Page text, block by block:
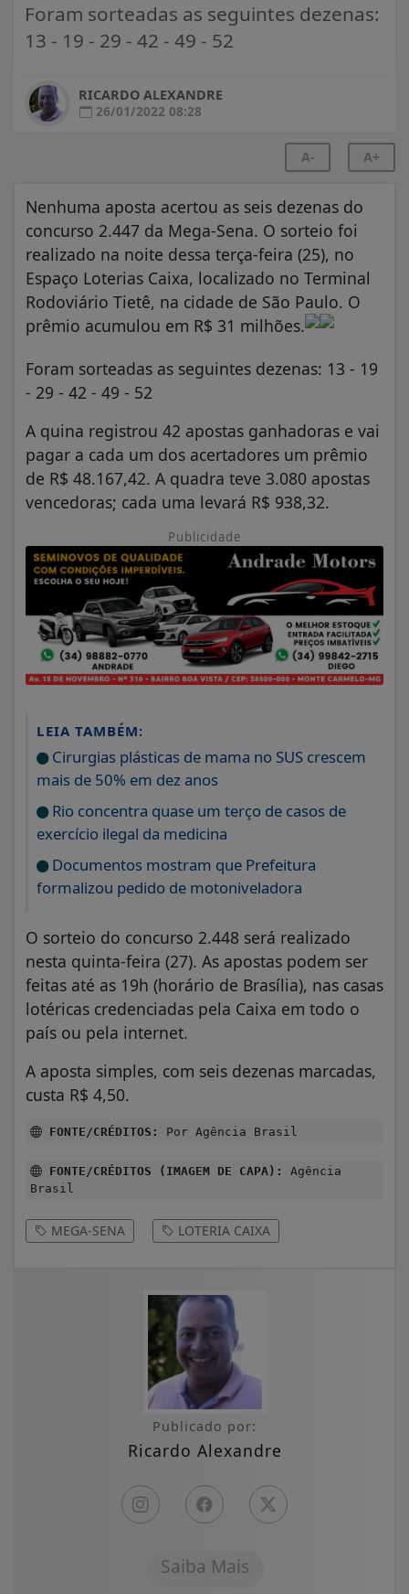
Foram sorteadas as seguintes dezenas:
13 - 19 - 29 - 42 - 49 - 52
RICARDO ALEXANDRE
26/01/2022 08:28
A- A+
Nenhuma aposta acertou as seis dezenas do
concurso 2.447 da Mega-Sena. O sorteio foi
realizado na noite dessa terça-feira (25), no
Espaço Loterias Caixa, localizado no Terminal
Rodoviário Tietê, na cidade de São Paulo. O
prêmio acumulou em R$ 31 milhões.
Foram sorteadas as seguintes dezenas: 13 - 19
- 29 - 42 - 49 - 52
A quina registrou 42 apostas ganhadoras e vai
pagar a cada um dos acertadores um prêmio
de R$ 48.167,42. A quadra teve 3.080 apostas
vencedoras; cada uma levará R$ 938,32.
Publicidade
LEIA TAMBÉM:
Cirurgias plásticas de mama no SUS crescem
mais de 50% em dez anos
Rio concentra quase um terço de casos de
exercício ilegal da medicina
Documentos mostram que Prefeitura
formalizou pedido de motoniveladora
O sorteio do concurso 2.448 será realizado
nesta quinta-feira (27). As apostas podem ser
feitas até as 19h (horário de Brasília), nas casas
lotéricas credenciadas pela Caixa em todo o
país ou pela internet.
A aposta simples, com seis dezenas marcadas,
custa R$ 4,50.
FONTE/CRÉDITOS: Por Agência Brasil
FONTE/CRÉDITOS (IMAGEM DE CAPA):
Agência
Brasil
MEGA-SENA LOTERIA CAIXA
Publicado por:
Ricardo Alexandre
Saiba Mais